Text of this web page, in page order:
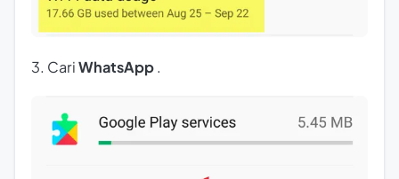
3. CariWhatsApp.